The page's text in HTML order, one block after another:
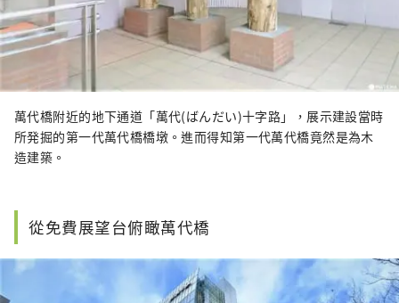
萬代橋附近的地下通道「萬代(ばんだい)十字路」，展示建設當時
所発掘的第一代萬代橋橋墩。進而得知第一代萬代橋竟然是為木
造建築。
從免費展望台俯瞰萬代橋